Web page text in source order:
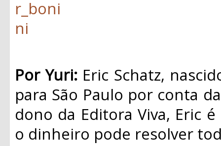
Por Yuri: Eric Schatz,
para São Paulo por conta
dono da Editora Viva, Eric
o dinheiro pode resolver